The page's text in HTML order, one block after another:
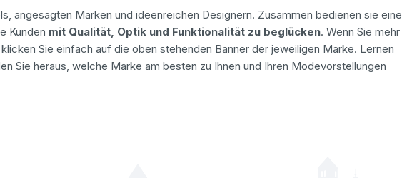
angesagten Marken und ideenreichen Designern. Zusammen bedienen sie eine
Kunden mit Qualität, Optik und Funktionalität zu beglücken. Wenn Sie mehr
Sie einfach auf die oben stehenden Banner der jeweiligen Marke. Lernen
Sie heraus, welche Marke am besten zu Ihnen und Ihren Modevorstellungen